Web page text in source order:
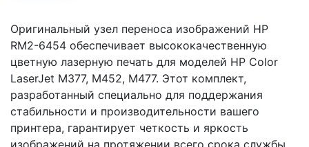
Оригинальный узел переноса изображений HP
RM2-6454 обеспечивает высококачественную
цветную лазерную печать для моделей HP Color
LaserJet M377, M452, M477. Этот комплект,
разработанный специально для поддержания
стабильности и производительности вашего
принтера, гарантирует четкость и яркость
изображений на протяжении всего срока службы